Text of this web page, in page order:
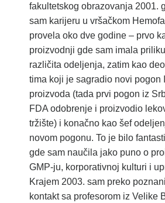
fakultetskog obrazovanja 2001.
sam karijeru u vršačkom
provela oko dve godine – prvo
proizvodnji gde sam imala
različita odeljenja, zatim kao
tima koji je sagradio novi pogon
proizvoda (tada prvi pogon iz
FDA odobrenje i proizvodio
tržište) i konačno kao šef
novom pogonu. To je bilo
gde sam naučila jako puno o
GMP-ju, korporativnoj kulturi i
Krajem 2003. sam preko
kontakt sa profesorom iz Velike